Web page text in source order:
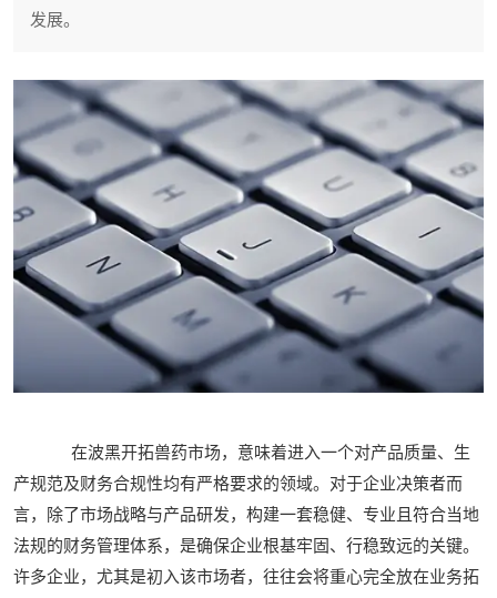
发展。
在波黑开拓兽药市场，意味着进入一个对产品质量、生
产规范及财务合规性均有严格要求的领域。对于企业决策者而
言，除了市场战略与产品研发，构建一套稳健、专业且符合当地
法规的财务管理体系，是确保企业根基牢固、行稳致远的关键。
许多企业，尤其是初入该市场者，往往会将重心完全放在业务拓